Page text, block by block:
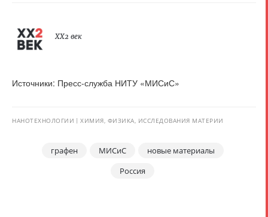
XX2 век
Источники: Пресс-служба НИТУ «МИСиС»
НАНОТЕХНОЛОГИИ ХИМИЯ, ФИЗИКА, ИССЛЕДОВАНИЯ МАТЕРИИ
графен МИСиС
новые материалы
Россия